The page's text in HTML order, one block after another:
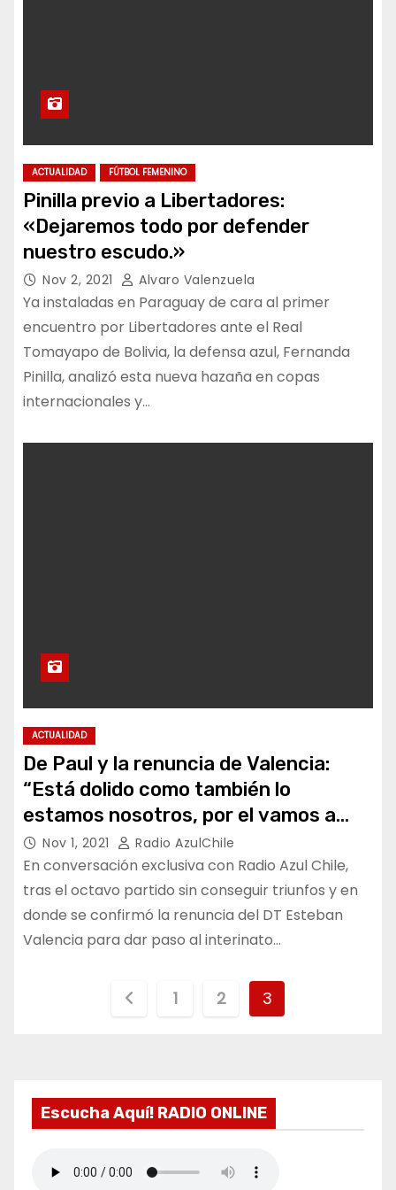
ACTUALIDAD FÚTBOL FEMENINO
Pinilla previo a Libertadores:
«Dejaremos todo por defender
nuestro escudo.»
Nov 2, 2021 Alvaro Valenzuela
Ya instaladas en Paraguay de cara al primer
encuentro por Libertadores ante el Real
Tomayapo de Bolivia, la defensa azul, Fernanda
Pinilla, analizó esta nueva hazaña en copas
internacionales y…
ACTUALIDAD
De Paul y la renuncia de Valencia:
“Está dolido como también lo
estamos nosotros, por el vamos a
tratar de salir adelante lo más rápido
posible.”
Nov 1, 2021 Radio AzulChile
En conversación exclusiva con Radio Azul Chile,
tras el octavo partido sin conseguir triunfos y en
donde se confirmó la renuncia del DT Esteban
Valencia para dar paso al interinato…
i
1 2 3
Escucha Aquí! RADIO ONLINE